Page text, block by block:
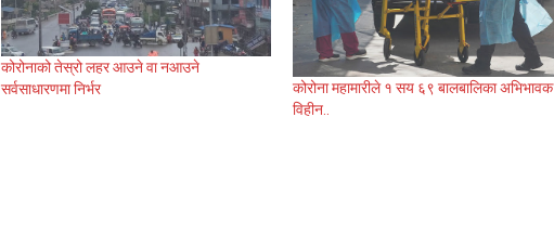
कोरोनाको तेस्रो लहर आउने वा नआउने
सर्वसाधारणमा निर्भर
कोरोना महामारीले १ सय ६९ बालबालिका अभिभावक
विहीन..